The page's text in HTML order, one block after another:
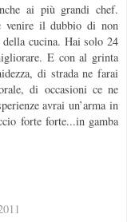
ai più grandi chef.
venire il dubbio di non
della cucina. Hai solo 24
E con al grinta
di strada ne farai
di occasioni ce ne
avrai un’arma in
forte forte...in gamba